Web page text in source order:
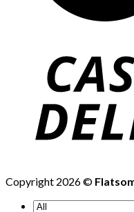
Copyright 2026 ©